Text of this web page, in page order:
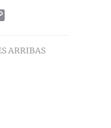
p
yARRIBAS